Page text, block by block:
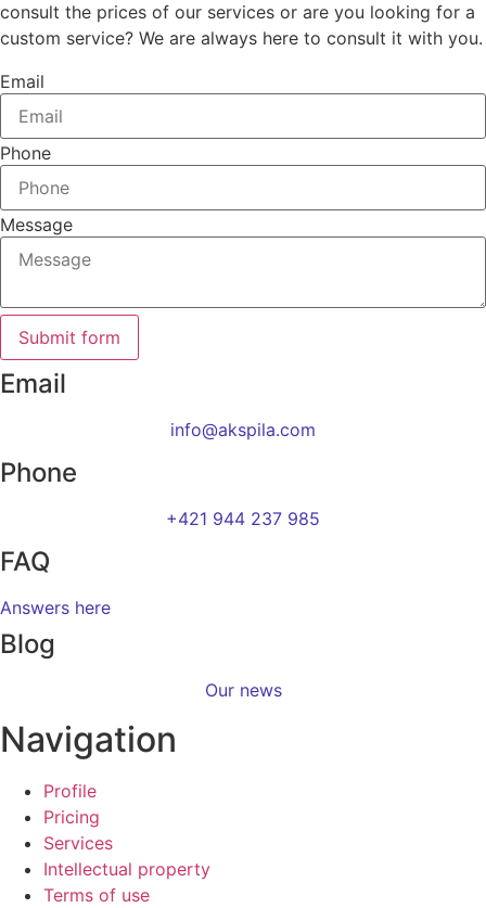
consult the prices of our services or are you looking for a
custom service? We are always here to consult it with you.
Email
Phone
Message
Submit form
Email
info@akspila.com
Phone
+421 944 237 985
FAQ
Answers here
Blog
Our news
Navigation
Profile
Pricing
Services
Intellectual property
Terms of use